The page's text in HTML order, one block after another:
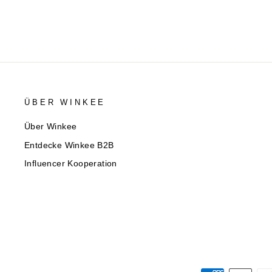
ÜBER WINKEE
Über Winkee
Entdecke Winkee B2B
Influencer Kooperation